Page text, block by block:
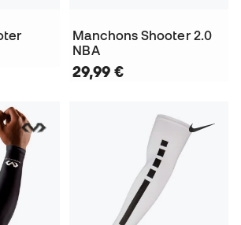
Manchons Shooter 2.0
NBA
29,99 €